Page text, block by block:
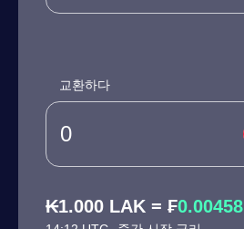
교환하다
₭1.000 LAK = ₣0.00458